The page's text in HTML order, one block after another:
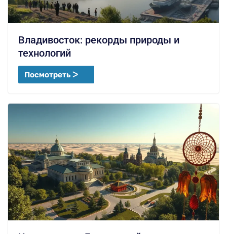
Владивосток: рекорды природы и
технологий
Посмотреть ᐳ